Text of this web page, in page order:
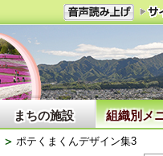
まちの施設 組織別メ
ポテくまくんデザイン集3